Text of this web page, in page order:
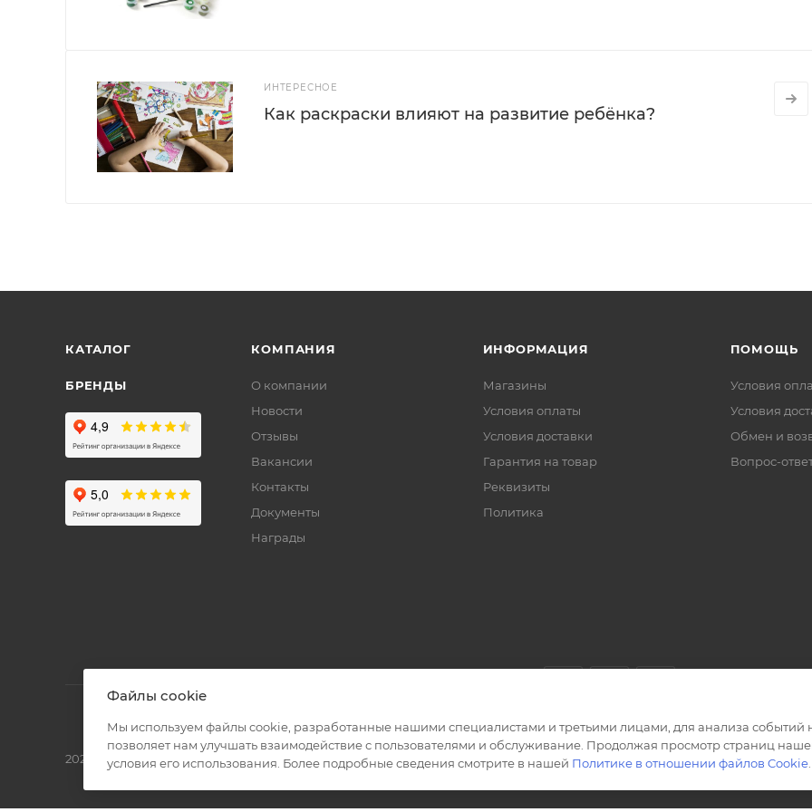
ИНТЕРЕСНОЕ
Как раскраски влияют на развитие ребёнка?
КАТАЛОГ
БРЕНДЫ
КОМПАНИЯ
О компании
Новости
Отзывы
Вакансии
Контакты
Документы
Награды
ИНФОРМАЦИЯ
Магазины
Условия оплаты
Условия доставки
Гарантия на товар
Реквизиты
Политика
ПОМОЩЬ
Условия
Условия
Обмен и
Вопрос-
2026 © Полиграф кит - интернет-магазин
Файлы cookie
Мы используем файлы cookie, разработанные нашими специалистами и третьими лицами, для анализа событий
позволяет нам улучшать взаимодействие с пользователями и обслуживание. Продолжая просмотр страниц
условия его использования. Более подробные сведения смотрите в нашей Политике в отношении файлов Cookie